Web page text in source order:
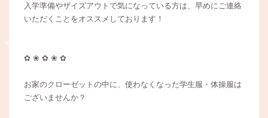
入学準備やザイズアウトで気になっている方は、早めにご連絡
いただくことをオススメしております！
✿ ❀ ✿ ❀ ✿
お家のクローゼットの中に、使わなくなった学生服・体操服は
ございませんか？